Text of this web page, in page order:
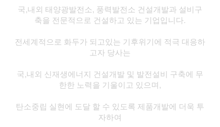
국,내외 태양광발전소, 풍력발전소 건설개발과 설비구
축을 전문적으로 건설하고 있는 기업입니다.
전세계적으로 화두가 되고있는 기후위기에 적극 대응하
고자 당사는
국,내외 신재생에너지 건설개발 및 발전설비 구축에 무
한한 노력을 기울이고 있으며,
탄소중립 실현에 도달 할 수 있도록 제품개발에 더욱 투
자하여